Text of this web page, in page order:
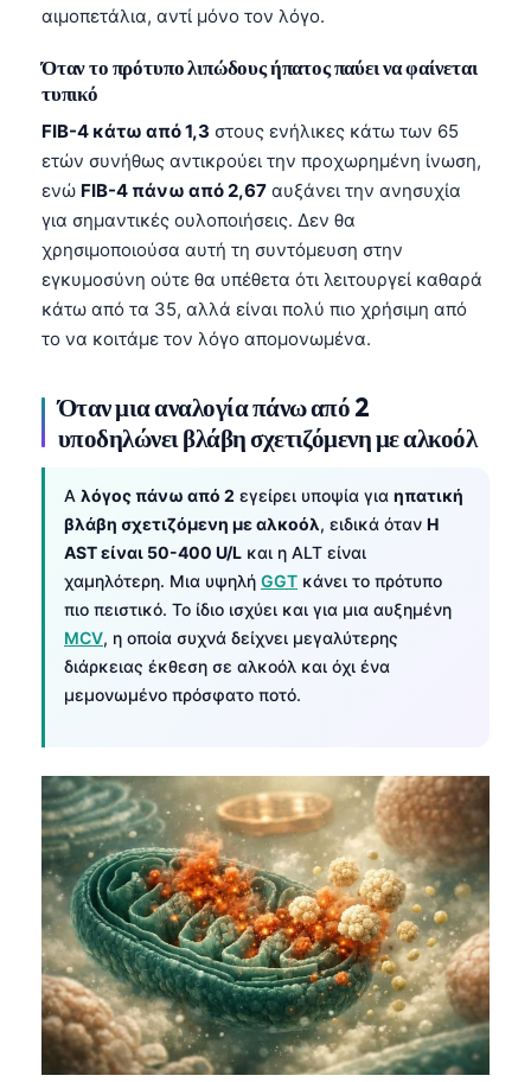
αιμοπετάλια, αντί μόνο τον λόγο.
Όταν το πρότυπο λιπώδους ήπατος παύει να φαίνεται
τυπικό
FIB-4 κάτω από 1,3 στους ενήλικες κάτω των 65
ετών συνήθως αντικρούει την προχωρημένη ίνωση,
ενώ FIB-4 πάνω από 2,67 αυξάνει την ανησυχία
για σημαντικές ουλοποιήσεις. Δεν θα
χρησιμοποιούσα αυτή τη συντόμευση στην
εγκυμοσύνη ούτε θα υπέθετα ότι λειτουργεί καθαρά
κάτω από τα 35, αλλά είναι πολύ πιο χρήσιμη από
το να κοιτάμε τον λόγο απομονωμένα.
Όταν μια αναλογία πάνω από 2
υποδηλώνει βλάβη σχετιζόμενη με αλκοόλ
A λόγος πάνω από 2 εγείρει υποψία για ηπατική
βλάβη σχετιζόμενη με αλκοόλ, ειδικά όταν Η
AST είναι 50-400 U/L και η ALT είναι
χαμηλότερη. Μια υψηλή GGT κάνει το πρότυπο
πιο πειστικό. Το ίδιο ισχύει και για μια αυξημένη
MCV, η οποία συχνά δείχνει μεγαλύτερης
διάρκειας έκθεση σε αλκοόλ και όχι ένα
μεμονωμένο πρόσφατο ποτό.